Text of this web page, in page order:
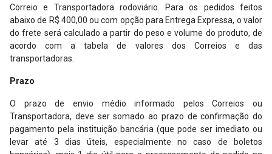
Correio e Transportadora rodoviário. Para os pedidos feitos
abaixo de R$ 400,00 ou com opção para Entrega Expressa, o valor
do frete será calculado a partir do peso e volume do produto, de
acordo com a tabela de valores dos Correios e das
transportadoras.
Prazo
O prazo de envio médio informado pelos Correios ou
Transportadora, deve ser somado ao prazo de confirmação do
pagamento pela instituição bancária (que pode ser imediato ou
levar até 3 dias úteis, especialmente no caso de boletos